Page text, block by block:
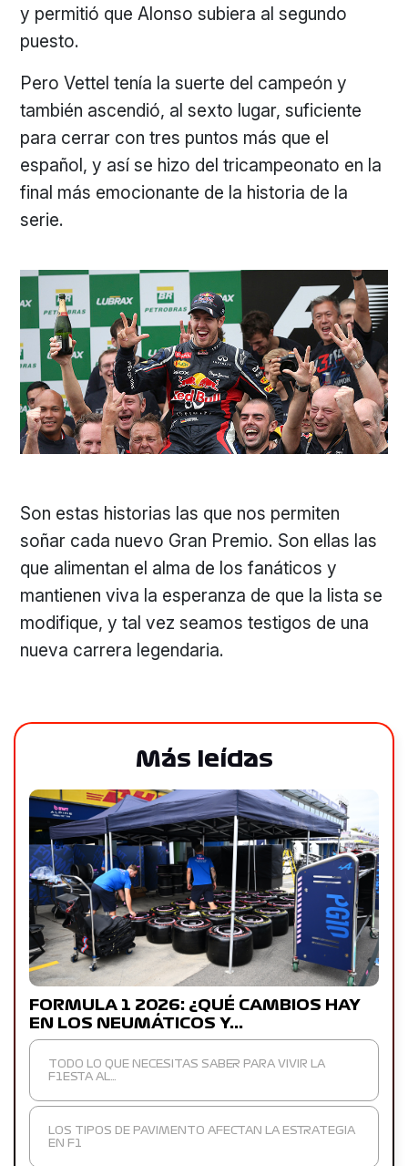
y permitió que Alonso subiera al segundo
puesto.
Pero Vettel tenía la suerte del campeón y
también ascendió, al sexto lugar, suficiente
para cerrar con tres puntos más que el
español, y así se hizo del tricampeonato en la
final más emocionante de la historia de la
serie.
Son estas historias las que nos permiten
soñar cada nuevo Gran Premio. Son ellas las
que alimentan el alma de los fanáticos y
mantienen viva la esperanza de que la lista se
modifique, y tal vez seamos testigos de una
nueva carrera legendaria.
Más leídas
FORMULA 1 2026: ¿QUÉ CAMBIOS HAY
EN LOS NEUMÁTICOS Y…
TODO LO QUE NECESITAS SABER PARA VIVIR LA
F1ESTA AL…
LOS TIPOS DE PAVIMENTO AFECTAN LA ESTRATEGIA
EN F1